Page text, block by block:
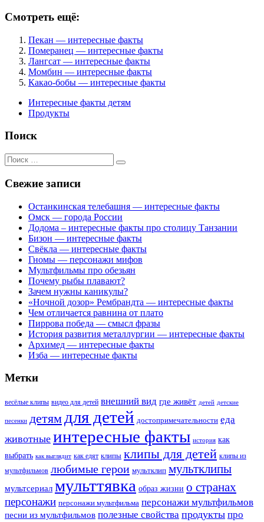
Смотреть ещё:
Пекан — интересные факты
Померанец — интересные факты
Лангсат — интересные факты
Момбин — интересные факты
Какао-бобы — интересные факты
Интересные факты детям
Продукты
Поиск
Поиск
для:
Свежие записи
Останкинская телебашня — интересные факты
Омск — города России
Додома – интересные факты про столицу Танзании
Бизон — интересные факты
Свёкла — интересные факты
Гномы — персонажи мифов
Мультфильмы про обезьян
Почему рыбы плавают?
Зачем нужны каникулы?
«Ночной дозор» Рембрандта — интересные факты
Чем отличается равнина от плато
Пиррова победа — смысл фразы
История развития металлургии — интересные факты
Архимед — интересные факты
Изба — интересные факты
Метки
весёлые клипы видео для детей внешний вид где живёт детей детские
песенки детям для детей достопримечательности еда
животные интересные факты история как
выбрать как выглядит как едят клипы клипы для детей клипы из
мультфильмов любимые герои мультклип мультклипы
мультсериал мульттявка образ жизни о странах
персонажи персонажи мультфильма персонажи мультфильмов
песни из мультфильмов полезные свойства продукты про